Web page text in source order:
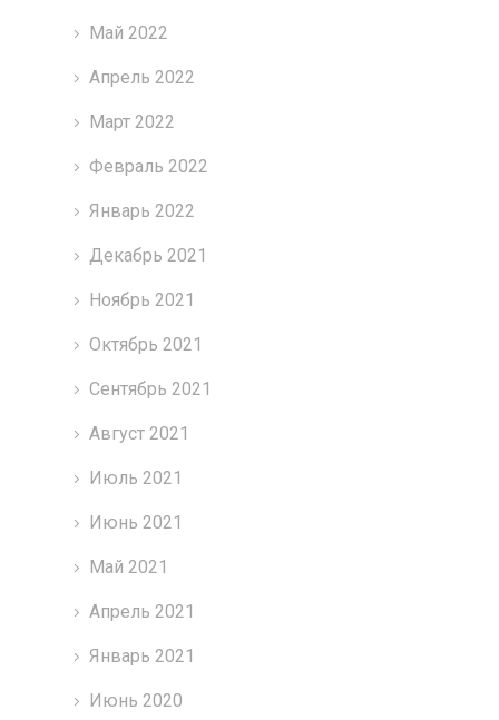
Май 2022
Апрель 2022
Март 2022
Февраль 2022
Январь 2022
Декабрь 2021
Ноябрь 2021
Октябрь 2021
Сентябрь 2021
Август 2021
Июль 2021
Июнь 2021
Май 2021
Апрель 2021
Январь 2021
Июнь 2020